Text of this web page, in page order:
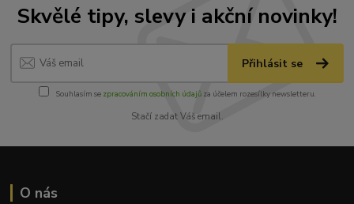
Skvělé tipy, slevy i akční novinky!
Přihlásit se
Souhlasím se zpracováním osobních údajůza účelem rozesílky newsletteru.
Stačí zadat Váš email.
O nás